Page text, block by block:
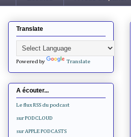
Translate
Powered by Translate
A écouter...
Le flux RSS du podcast
sur PODCLOUD
sur APPLE PODCASTS